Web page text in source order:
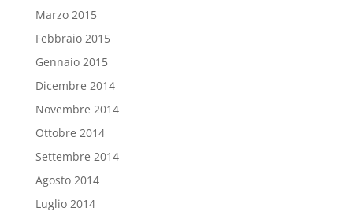
Marzo 2015
Febbraio 2015
Gennaio 2015
Dicembre 2014
Novembre 2014
Ottobre 2014
Settembre 2014
Agosto 2014
Luglio 2014